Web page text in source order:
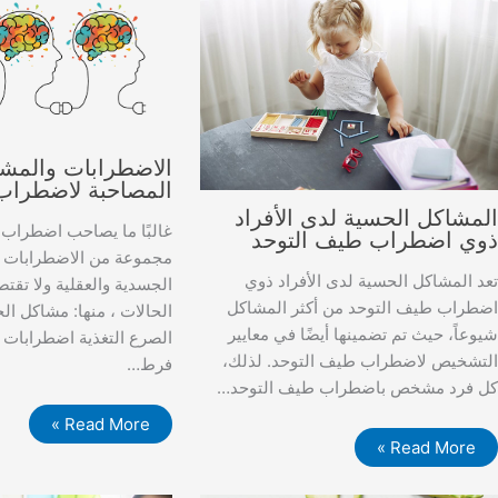
المشاكل الحسية لدى الأفراد
ذوي اضطراب طيف التوحد
تعد المشاكل الحسية لدى الأفراد ذوي
اضطراب طيف التوحد من أكثر المشاكل
شيوعاً، حيث تم تضمينها أيضًا في معايير
التشخيص لاضطراب طيف التوحد. لذلك،
كل فرد مشخص باضطراب طيف التوحد…
Read More »
الاضطرابات
المصاحبة
غالبًا ما يصاحب
مجموعة من الاضطرابات
الجسدية والعقلية ولا
الحالات ، منها: مشاكل
الصرع التغذية
فرط…
Read More »